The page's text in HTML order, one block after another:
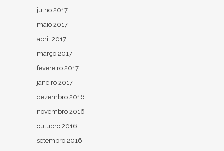
julho 2017
maio 2017
abril 2017
março 2017
fevereiro 2017
janeiro 2017
dezembro 2016
novembro 2016
outubro 2016
setembro 2016